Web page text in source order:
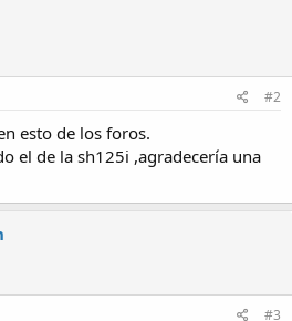
#2
esto de los foros.
el de la sh125i ,agradecería una
#3